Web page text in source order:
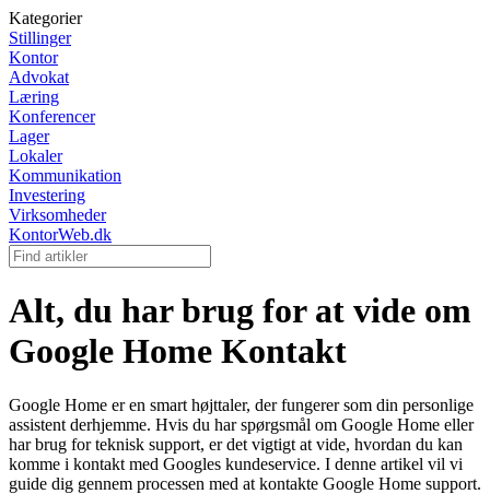
Kategorier
Stillinger
Kontor
Advokat
Læring
Konferencer
Lager
Lokaler
Kommunikation
Investering
Virksomheder
KontorWeb.dk
Alt, du har brug for at vide om
Google Home Kontakt
Google Home er en smart højttaler, der fungerer som din personlige
assistent derhjemme. Hvis du har spørgsmål om Google Home eller
har brug for teknisk support, er det vigtigt at vide, hvordan du kan
komme i kontakt med Googles kundeservice. I denne artikel vil vi
guide dig gennem processen med at kontakte Google Home support.